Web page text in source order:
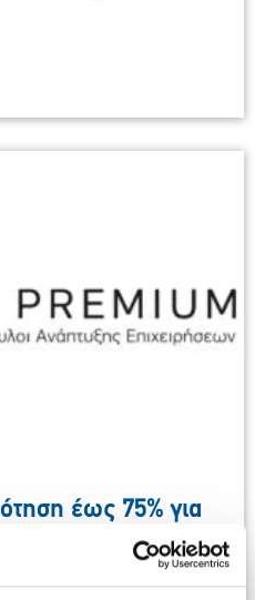
έως 75% για
στην
Ελλάδας – Ποιοι